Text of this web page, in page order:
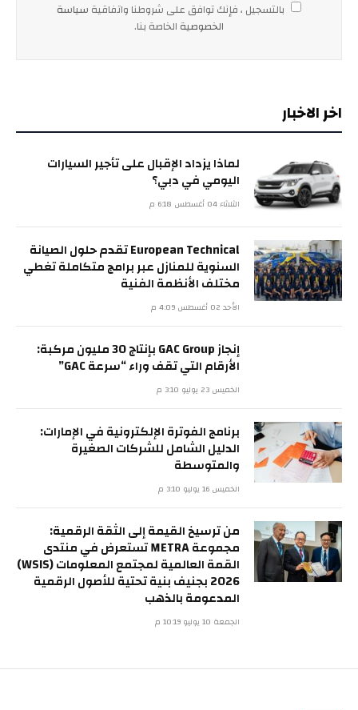
بالتسجيل ، فإنك توافق على شروطنا واتفاقية سياسة
الخصوصية الخاصة بنا.
اخر الاخبار
لماذا يزداد الإقبال على تأجير السيارات
اليومي في دبي؟
الثلاثاء 04 أغسطس 6:18 م
European Technical تقدم حلول الصيانة
السنوية للمنازل عبر برامج متكاملة تغطي
مختلف الأنظمة الفنية
الأحد 02 أغسطس 4:09 م
إنجاز GAC Group بإنتاج 30 مليون مركبة:
الأرقام التي تقف وراء “سرعة GAC”
الخميس 23 يوليو 3:10 م
برنامج الفوترة الإلكترونية في الإمارات:
الدليل الشامل للشركات الصغيرة
والمتوسطة
الخميس 16 يوليو 3:10 م
من ترسيخ القيمة إلى الثقة الرقمية:
مجموعة METRA تستعرض في منتدى
القمة العالمية لمجتمع المعلومات (WSIS)
2026 بجنيف بنية تحتية للأصول الرقمية
المدعومة بالذهب
الجمعة 10 يوليو 10:19 م